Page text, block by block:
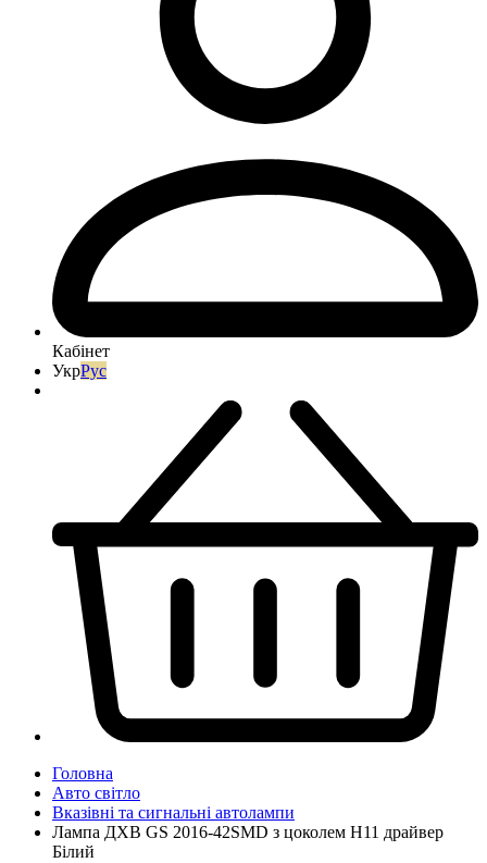
Кабінет
УкрРус
Головна
Авто світло
Вказівні та сигнальні автолампи
Лампа ДХВ GS 2016-42SMD з цоколем Н11 драйвер
Білий